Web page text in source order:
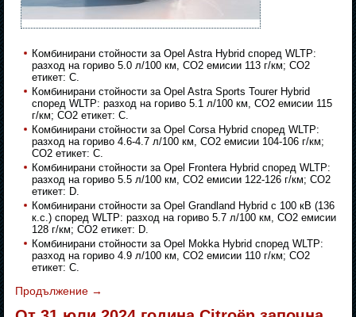
Комбинирани стойности за Opel Astra Hybrid според WLTP:
разход на гориво 5.0 л/100 км, CO2 емисии 113 г/км; CO2
етикет: C.
Комбинирани стойности за Opel Astra Sports Tourer Hybrid
според WLTP: разход на гориво 5.1 л/100 км, CO2 емисии 115
г/км; CO2 етикет: C.
Комбинирани стойности за Opel Corsa Hybrid според WLTP:
разход на гориво 4.6-4.7 л/100 км, CO2 емисии 104-106 г/км;
CO2 етикет: C.
Комбинирани стойности за Opel Frontera Hybrid според WLTP:
разход на гориво 5.5 л/100 км, CO2 емисии 122-126 г/км; CO2
етикет: D.
Комбинирани стойности за Opel Grandland Hybrid с 100 кВ (136
к.с.) според WLTP: разход на гориво 5.7 л/100 км, CO2 емисии
128 г/км; CO2 етикет: D.
Комбинирани стойности за Opel Mokka Hybrid според WLTP:
разход на гориво 4.9 л/100 км, CO2 емисии 110 г/км; CO2
етикет: C.
Продължение →